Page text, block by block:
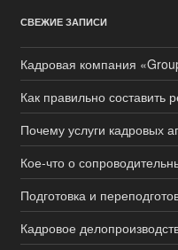
СВЕЖИЕ ЗАПИСИ
Кадровая компания
Как правильно составить
Почему услуги кадровых
Кое-что о
Подготовка и
Кадровое